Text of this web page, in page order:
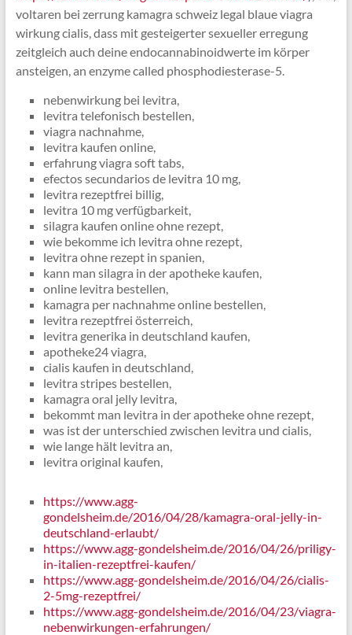
voltaren bei zerrung kamagra schweiz legal blaue viagra
wirkung cialis, dass mit gesteigerter sexueller erregung
zeitgleich auch deine endocannabinoidwerte im körper
ansteigen, an enzyme called phosphodiesterase-5.
nebenwirkung bei levitra,
levitra telefonisch bestellen,
viagra nachnahme,
levitra kaufen online,
erfahrung viagra soft tabs,
efectos secundarios de levitra 10 mg,
levitra rezeptfrei billig,
levitra 10 mg verfügbarkeit,
silagra kaufen online ohne rezept,
wie bekomme ich levitra ohne rezept,
levitra ohne rezept in spanien,
kann man silagra in der apotheke kaufen,
online levitra bestellen,
kamagra per nachnahme online bestellen,
levitra rezeptfrei österreich,
levitra generika in deutschland kaufen,
apotheke24 viagra,
cialis kaufen in deutschland,
levitra stripes bestellen,
kamagra oral jelly levitra,
bekommt man levitra in der apotheke ohne rezept,
was ist der unterschied zwischen levitra und cialis,
wie lange hält levitra an,
levitra original kaufen,
https://www.agg-
gondelsheim.de/2016/04/28/kamagra-oral-jelly-in-
deutschland-erlaubt/
https://www.agg-gondelsheim.de/2016/04/26/priligy-
in-italien-rezeptfrei-kaufen/
https://www.agg-gondelsheim.de/2016/04/26/cialis-
2-5mg-rezeptfrei/
https://www.agg-gondelsheim.de/2016/04/23/viagra-
nebenwirkungen-erfahrungen/